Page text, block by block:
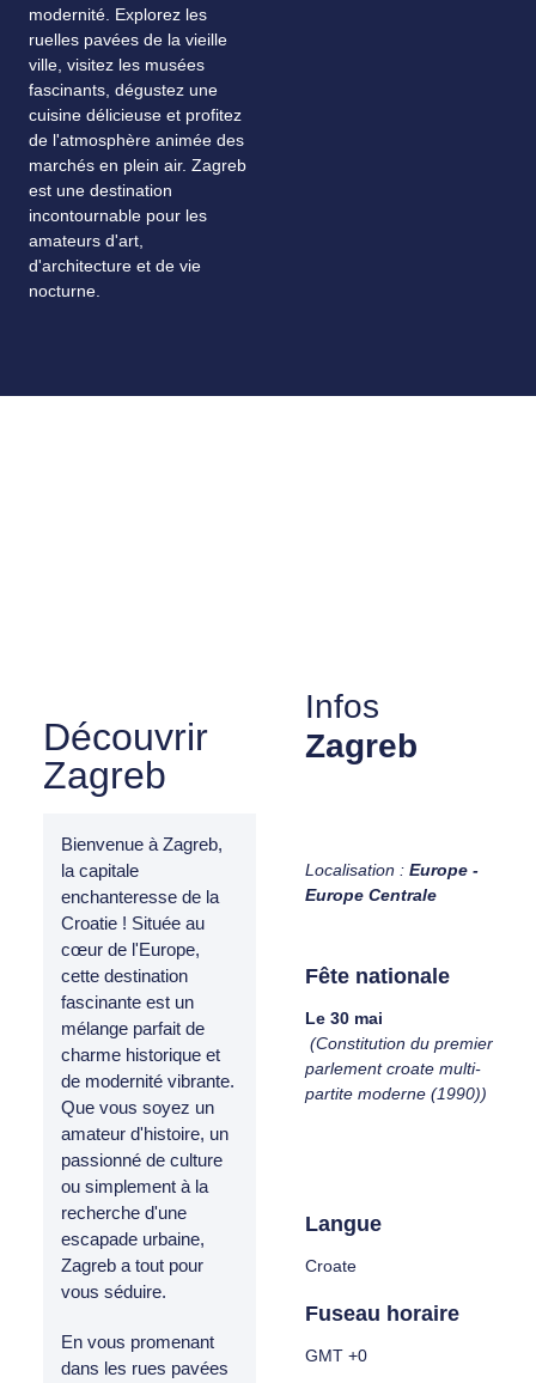
modernité. Explorez les
ruelles pavées de la vieille
ville, visitez les musées
fascinants, dégustez une
cuisine délicieuse et profitez
de l'atmosphère animée des
marchés en plein air. Zagreb
est une destination
incontournable pour les
amateurs d'art,
d'architecture et de vie
nocturne.
Découvrir
Zagreb
Bienvenue à Zagreb,
la capitale
enchanteresse de la
Croatie ! Située au
cœur de l'Europe,
cette destination
fascinante est un
mélange parfait de
charme historique et
de modernité vibrante.
Que vous soyez un
amateur d'histoire, un
passionné de culture
ou simplement à la
recherche d'une
escapade urbaine,
Zagreb a tout pour
vous séduire.
En vous promenant
dans les rues pavées
Infos
Zagreb
Localisation : Europe -
Europe Centrale
Fête nationale
Le 30 mai
(Constitution du premier
parlement croate multi-
partite moderne (1990))
Langue
Croate
Fuseau horaire
GMT +0